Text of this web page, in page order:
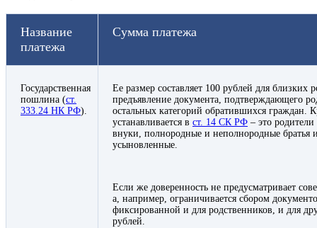
Название
платежа
Сумма платежа
Государственная
пошлина (ст.
333.24 НК РФ).
Ее размер составляет 100 рублей для близких
предъявление документа, подтверждающего
остальных категорий обратившихся граждан.
устанавливается в ст. 14 СК РФ – это
внуки, полнородные и неполнородные братья
усыновленные.
Если же доверенность не предусматривает
а, например, ограничивается сбором
фиксированной и для родственников, и для
рублей.